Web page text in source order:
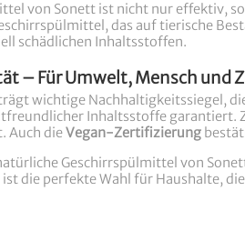
von Sonett ist nicht nur effektiv,
das auf tierische
schädlichen Inhaltsstoffen.
– Für Umwelt, Mensch und
wichtige Nachhaltigkeitssiegel,
Inhaltsstoffe garantiert.
Auch dieVegan-Zertifizierung
Geschirrspülmittel von
die perfekte Wahl für Haushalte,